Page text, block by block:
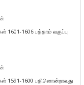
1601-1606 பத்தாம் வகுப்பு
1591-1600 பதினொன்றாவது